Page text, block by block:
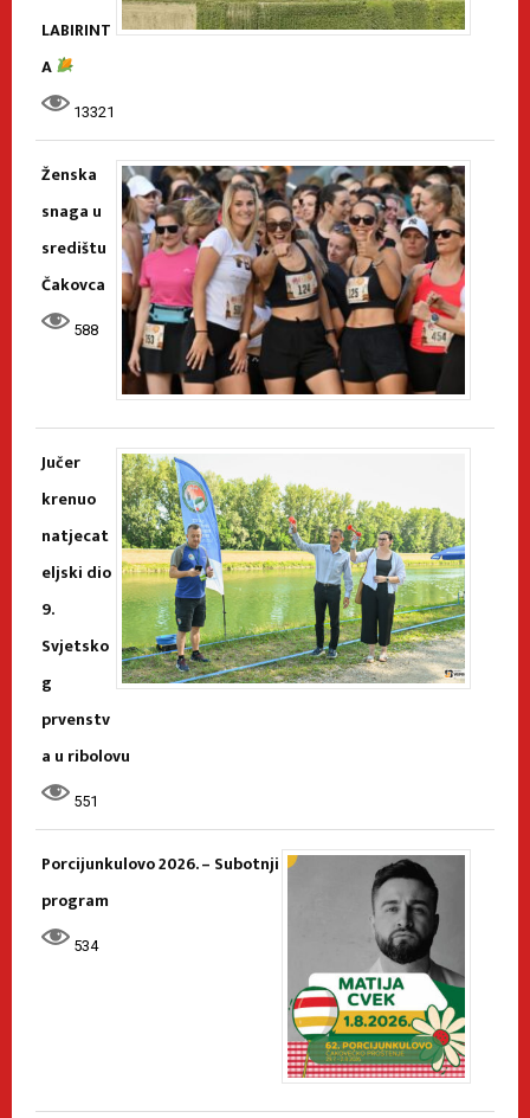
LABIRINT
A
13321
Ženska
snaga u
središtu
Čakovca
588
Jučer
krenuo
natjecat
eljski dio
9.
Svjetsko
g
prvenstv
a u ribolovu
551
Porcijunkulovo 2026. – Subotnji
program
534